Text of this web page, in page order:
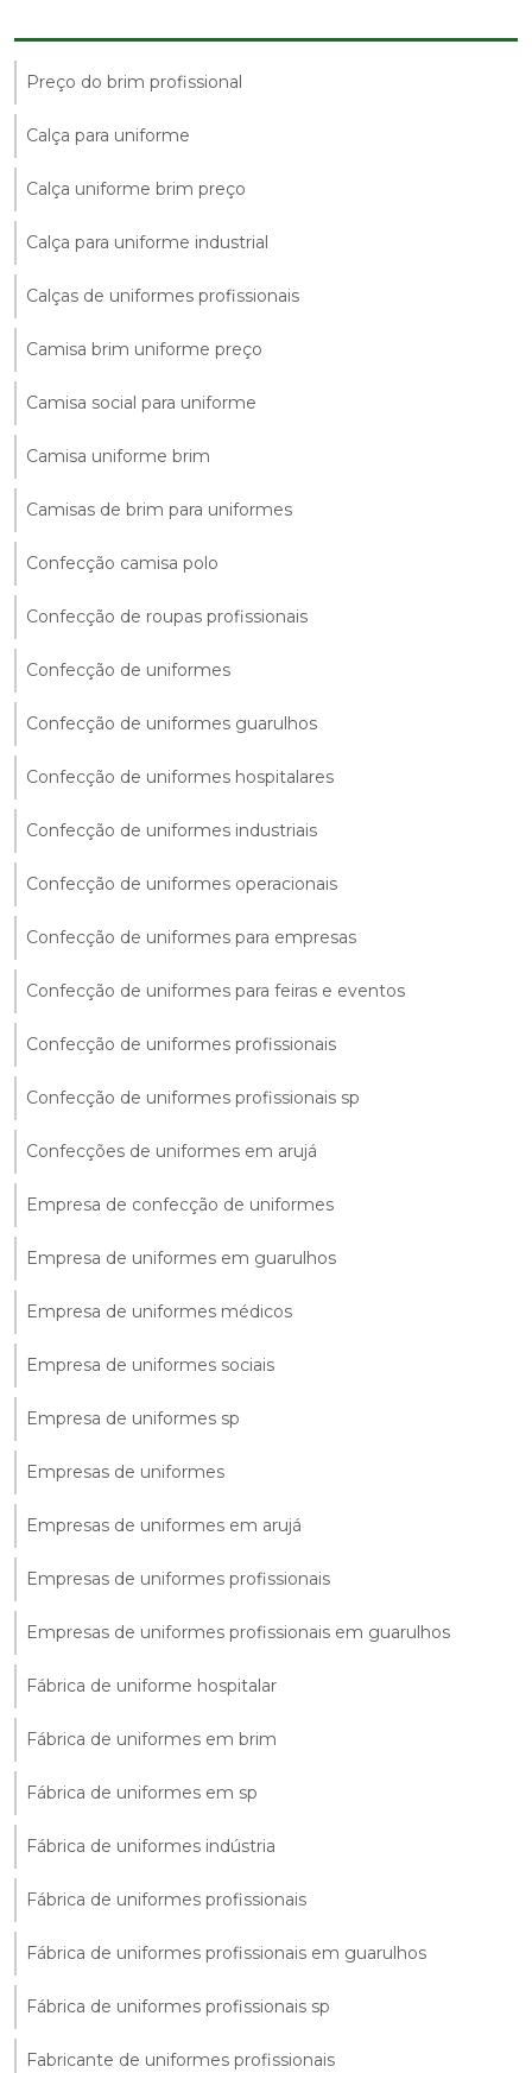
Preço do brim profissional
Calça para uniforme
Calça uniforme brim preço
Calça para uniforme industrial
Calças de uniformes profissionais
Camisa brim uniforme preço
Camisa social para uniforme
Camisa uniforme brim
Camisas de brim para uniformes
Confecção camisa polo
Confecção de roupas profissionais
Confecção de uniformes
Confecção de uniformes guarulhos
Confecção de uniformes hospitalares
Confecção de uniformes industriais
Confecção de uniformes operacionais
Confecção de uniformes para empresas
Confecção de uniformes para feiras e eventos
Confecção de uniformes profissionais
Confecção de uniformes profissionais sp
Confecções de uniformes em arujá
Empresa de confecção de uniformes
Empresa de uniformes em guarulhos
Empresa de uniformes médicos
Empresa de uniformes sociais
Empresa de uniformes sp
Empresas de uniformes
Empresas de uniformes em arujá
Empresas de uniformes profissionais
Empresas de uniformes profissionais em guarulhos
Fábrica de uniforme hospitalar
Fábrica de uniformes em brim
Fábrica de uniformes em sp
Fábrica de uniformes indústria
Fábrica de uniformes profissionais
Fábrica de uniformes profissionais em guarulhos
Fábrica de uniformes profissionais sp
Fabricante de uniformes profissionais